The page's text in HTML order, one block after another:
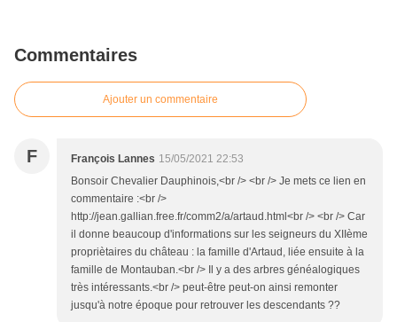
Commentaires
Ajouter un commentaire
F François Lannes 15/05/2021 22:53
Bonsoir Chevalier Dauphinois,<br /> <br /> Je mets ce lien en
commentaire :<br />
http://jean.gallian.free.fr/comm2/a/artaud.html<br /> <br /> Car
il donne beaucoup d'informations sur les seigneurs du XIIème
propriètaires du château : la famille d'Artaud, liée ensuite à la
famille de Montauban.<br /> Il y a des arbres généalogiques
très intéressants.<br /> peut-être peut-on ainsi remonter
jusqu'à notre époque pour retrouver les descendants ??